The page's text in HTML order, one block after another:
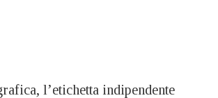
l’etichetta indipendente